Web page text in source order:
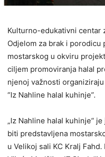
Kulturno-edukativni centar
Odjelom za brak i
mostarskog u okviru
ciljem promoviranja halal
njenoj važnosti
“Iz Nahline halal kuhinje”.
„Iz Nahline halal kuhinje“
biti predstavljena
u Velikoj sali KC Kralj